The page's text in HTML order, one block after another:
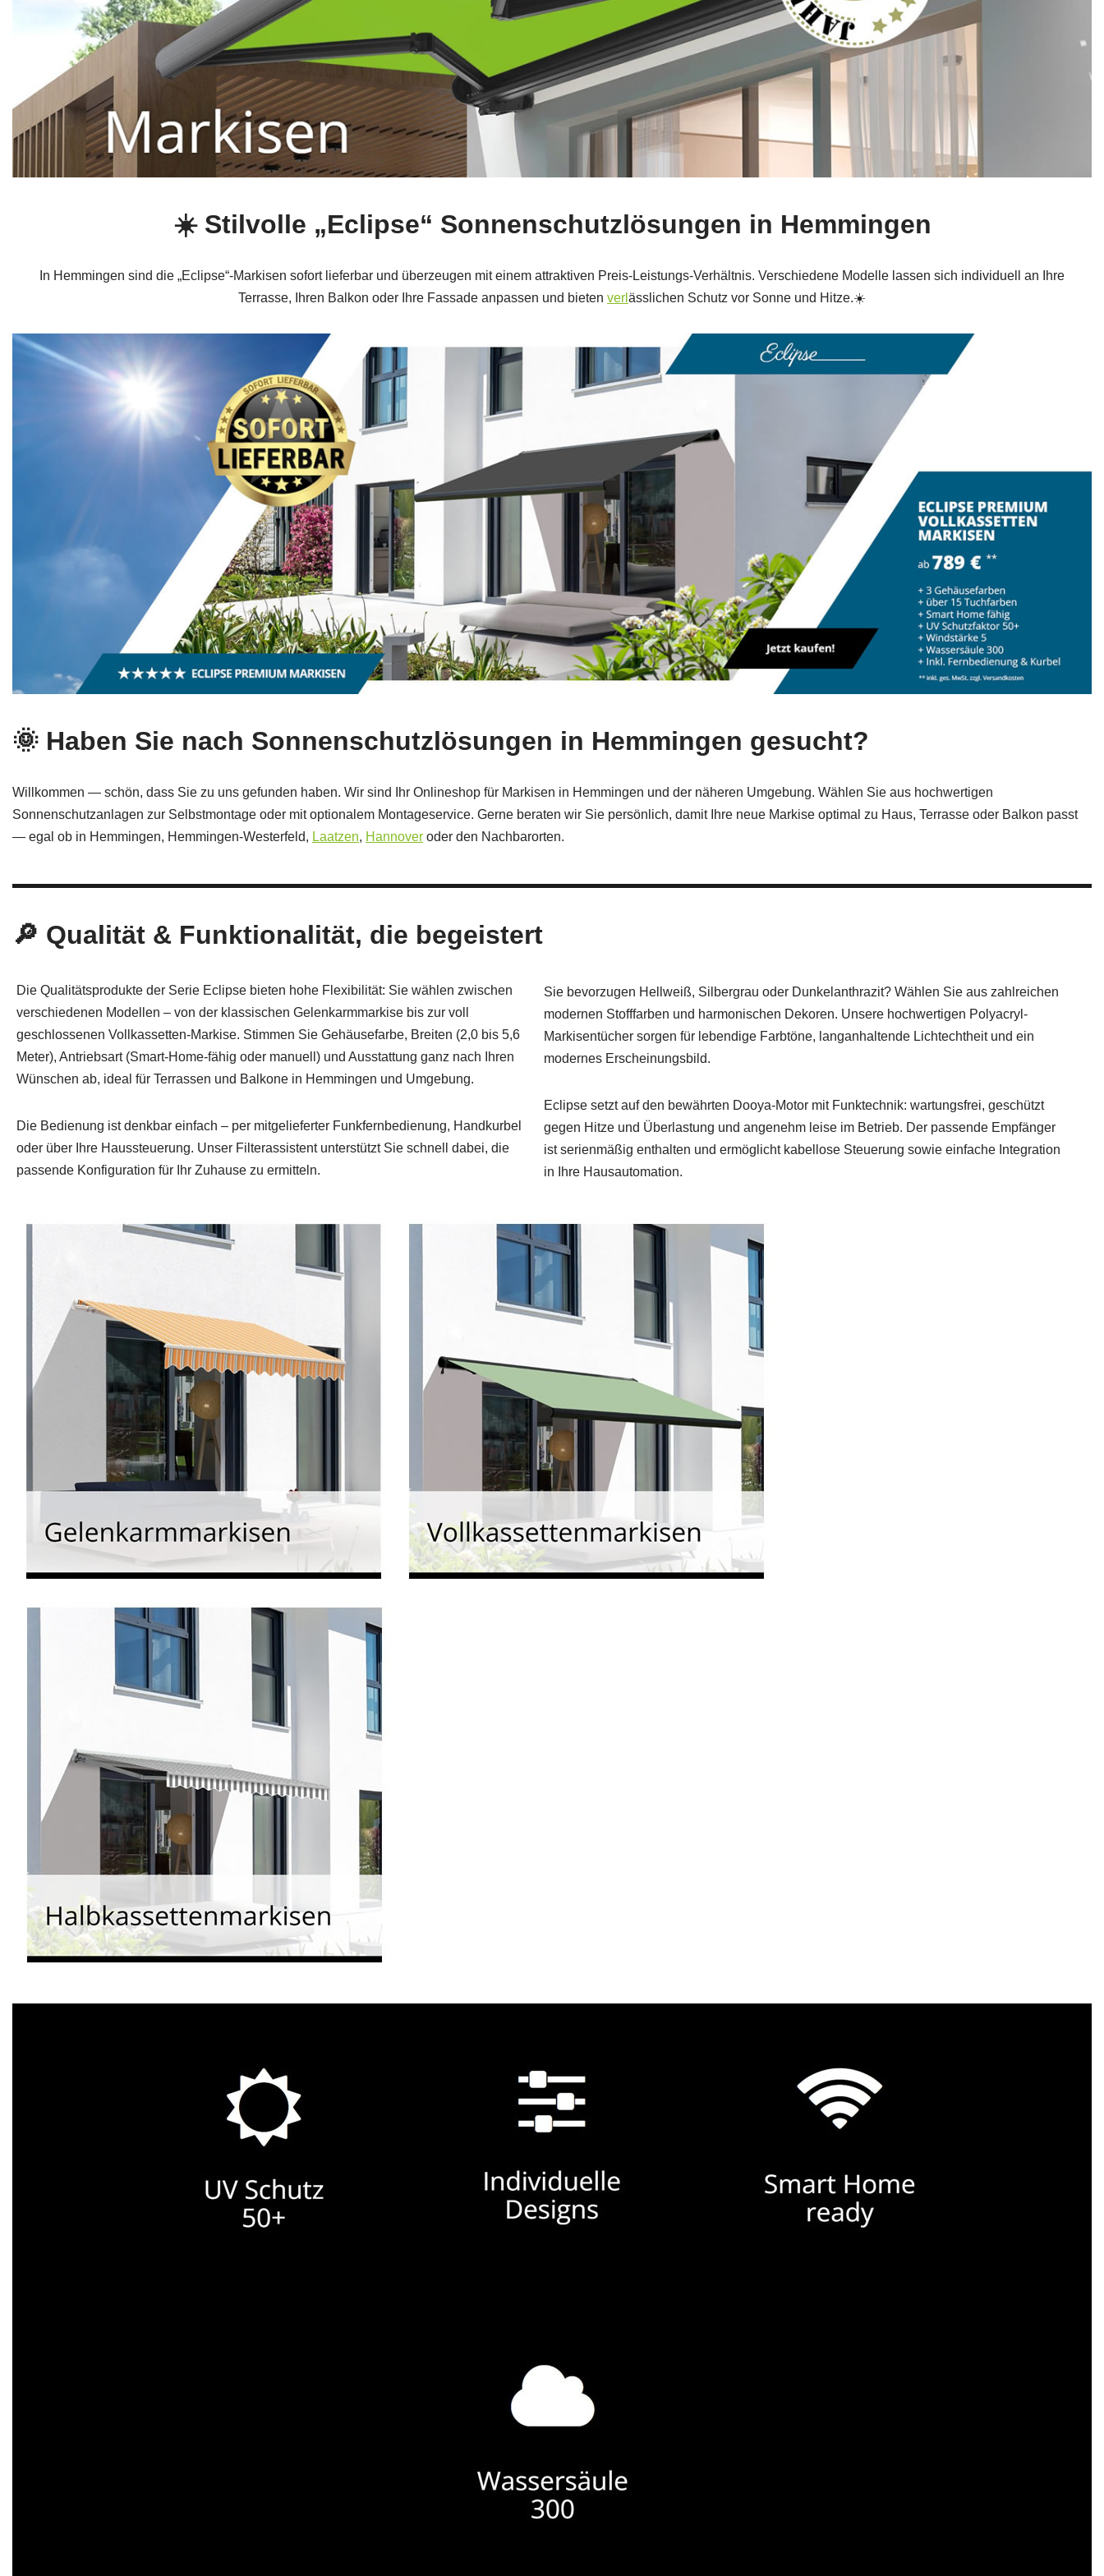
☀️ Stilvolle „Eclipse“ Sonnenschutzlösungen in Hemmingen
In Hemmingen sind die „Eclipse“-Markisen sofort lieferbar und überzeugen mit einem attraktiven Preis‑Leistungs‑Verhältnis. Verschiedene Modelle lassen sich individuell an Ihre
Terrasse, Ihren Balkon oder Ihre Fassade anpassen und bieten verl ässlichen Schutz vor Sonne und Hitze.☀️
🌞 Haben Sie nach Sonnenschutzlösungen in Hemmingen gesucht?
Willkommen — schön, dass Sie zu uns gefunden haben. Wir sind Ihr Onlineshop für Markisen in Hemmingen und der näheren Umgebung. Wählen Sie aus hochwertigen
Sonnenschutzanlagen zur Selbstmontage oder mit optionalem Montageservice. Gerne beraten wir Sie persönlich, damit Ihre neue Markise optimal zu Haus, Terrasse oder Balkon passt
— egal ob in Hemmingen, Hemmingen‑Westerfeld, Laatzen, Hannover oder den Nachbarorten.
🔎 Qualität & Funktionalität, die begeistert
Die Qualitätsprodukte der Serie Eclipse bieten hohe Flexibilität: Sie wählen zwischen
verschiedenen Modellen – von der klassischen Gelenkarmmarkise bis zur voll
geschlossenen Vollkassetten-Markise. Stimmen Sie Gehäusefarbe, Breiten (2,0 bis 5,6
Meter), Antriebsart (Smart‑Home‑fähig oder manuell) und Ausstattung ganz nach Ihren
Wünschen ab, ideal für Terrassen und Balkone in Hemmingen und Umgebung.
Die Bedienung ist denkbar einfach – per mitgelieferter Funkfernbedienung, Handkurbel
oder über Ihre Haussteuerung. Unser Filterassistent unterstützt Sie schnell dabei, die
passende Konfiguration für Ihr Zuhause zu ermitteln.
Sie bevorzugen Hellweiß, Silbergrau oder Dunkelanthrazit? Wählen Sie aus zahlreichen
modernen Stofffarben und harmonischen Dekoren. Unsere hochwertigen Polyacryl-
Markisentücher sorgen für lebendige Farbtöne, langanhaltende Lichtechtheit und ein
modernes Erscheinungsbild.
Eclipse setzt auf den bewährten Dooya‑Motor mit Funktechnik: wartungsfrei, geschützt
gegen Hitze und Überlastung und angenehm leise im Betrieb. Der passende Empfänger
ist serienmäßig enthalten und ermöglicht kabellose Steuerung sowie einfache Integration
in Ihre Hausautomation.